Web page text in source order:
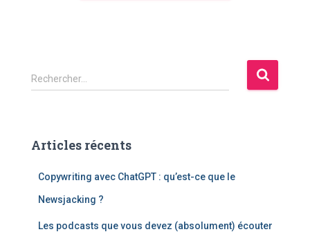
Rechercher…
Articles récents
Copywriting avec ChatGPT : qu’est-ce que le
Newsjacking ?
Les podcasts que vous devez (absolument) écouter